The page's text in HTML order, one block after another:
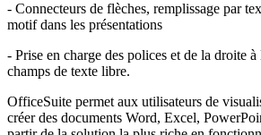
- Connecteurs de flèches, remplissage par
motif dans les présentations
- Prise en charge des polices et de la droite à
champs de texte libre.
OfficeSuite permet aux utilisateurs de
créer des documents Word, Excel,